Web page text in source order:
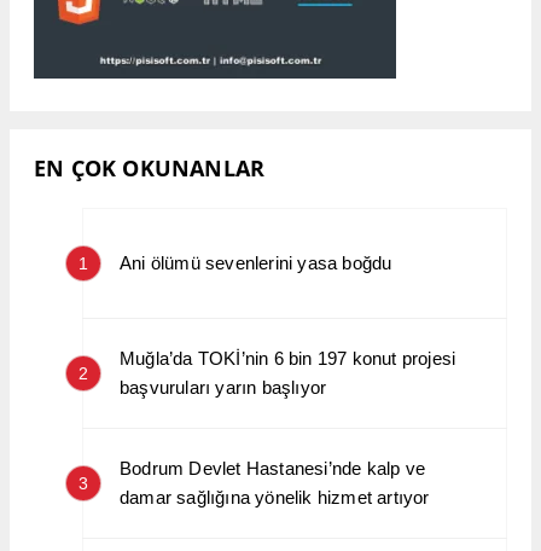
EN ÇOK OKUNANLAR
1 Ani ölümü sevenlerini yasa boğdu
2
Muğla’da TOKİ’nin 6 bin 197 konut projesi
başvuruları yarın başlıyor
3
Bodrum Devlet Hastanesi’nde kalp ve
damar sağlığına yönelik hizmet artıyor